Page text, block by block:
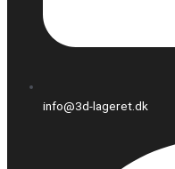
info@3d-lageret.dk